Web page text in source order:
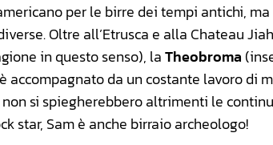
per le birre dei tempi antichi,
Oltre all’Etrusca e alla Chateau
in questo senso), laTheobroma
da un costante lavoro di
si spiegherebbero altrimenti le
star, Sam è anche birraio archeologo!